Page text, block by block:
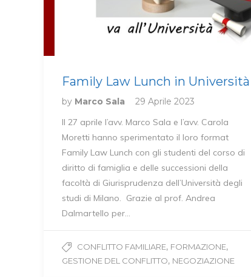
Family Law Lunch in Università
by Marco Sala
29 Aprile 2023
Il 27 aprile l’avv. Marco Sala e l’avv. Carola
Moretti hanno sperimentato il loro format
Family Law Lunch con gli studenti del corso di
diritto di famiglia e delle successioni della
facoltà di Giurisprudenza dell’Università degli
studi di Milano. Grazie al prof. Andrea
Dalmartello per…
CONFLITTO FAMILIARE, FORMAZIONE,
GESTIONE DEL CONFLITTO, NEGOZIAZIONE